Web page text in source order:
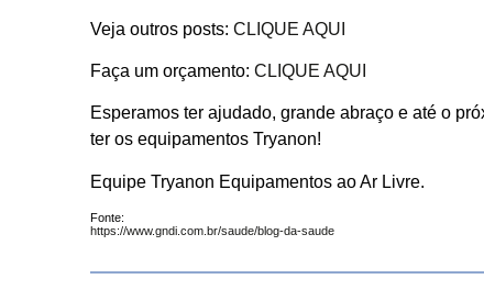
Veja outros posts: CLIQUE AQUI
Faça um orçamento: CLIQUE AQUI
Esperamos ter ajudado, grande abraço e até o
ter os equipamentos Tryanon!
Equipe Tryanon Equipamentos ao Ar Livre.
Fonte:
https://www.gndi.com.br/saude/blog-da-saude